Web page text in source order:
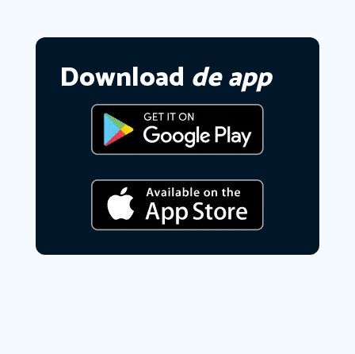
Download de app